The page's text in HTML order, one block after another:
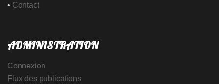
• Contact
ADMINISTRATION
Connexion
Flux des publications